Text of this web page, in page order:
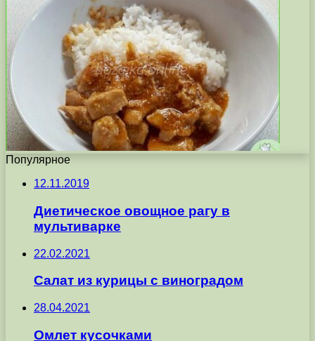
Популярное
12.11.2019
Диетическое овощное рагу в
мультиварке
22.02.2021
Салат из курицы с виноградом
28.04.2021
Омлет кусочками